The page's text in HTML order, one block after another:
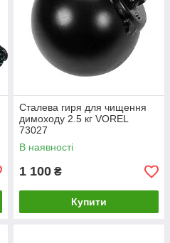
Сталева гиря для чищення
димоходу 2.5 кг VOREL
73027
В наявності
1 100 ₴
Купити